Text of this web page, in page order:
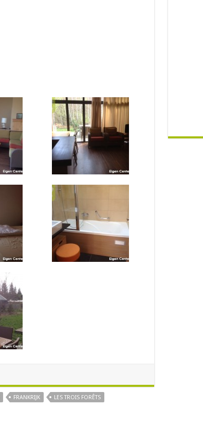
FRANKRIJK
LES TROIS FORÊTS